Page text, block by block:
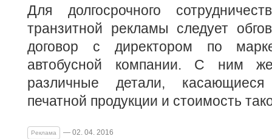
Для долгосрочного
транзитной рекламы следует
договор с директором по
автобусной компании. С ним
различные детали,
печатной продукции и стоимость
Реклама — 02. 04. 2016